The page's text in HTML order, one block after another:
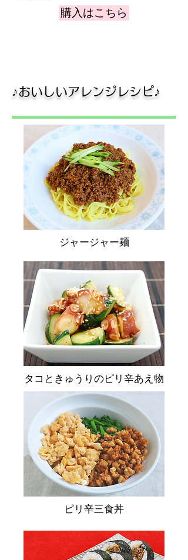
購入はこちら
​♪おいしいアレンジレシピ♪
ジャージャー麺
タコときゅうりのピリ辛あえ物
ピリ辛三食丼